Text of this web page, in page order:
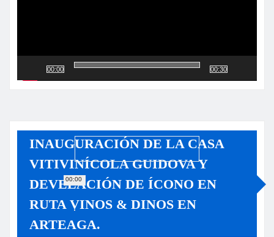
00:00
00:00
00:30
INAUGURACIÓN DE LA CASA
VITIVINÍCOLA GUIDOVA Y
DEVELACIÓN DE ÍCONO EN
RUTA VINOS & DINOS EN
ARTEAGA.